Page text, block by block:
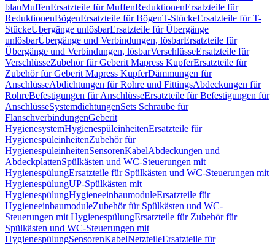
blauMuffenErsatzteile für MuffenReduktionenErsatzteile für
ReduktionenBögenErsatzteile für BögenT-StückeErsatzteile für T-
StückeÜbergänge unlösbarErsatzteile für Übergänge
unlösbarÜbergänge und Verbindungen, lösbarErsatzteile für
Übergänge und Verbindungen, lösbarVerschlüsseErsatzteile für
VerschlüsseZubehör für Geberit Mapress KupferErsatzteile für
Zubehör für Geberit Mapress KupferDämmungen für
AnschlüsseAbdichtungen für Rohre und FittingsAbdeckungen für
RohreBefestigungen für AnschlüsseErsatzteile für Befestigungen für
AnschlüsseSystemdichtungenSets Schraube für
FlanschverbindungenGeberit
HygienesystemHygienespüleinheitenErsatzteile für
HygienespüleinheitenZubehör für
HygienespüleinheitenSensorenKabelAbdeckungen und
AbdeckplattenSpülkästen und WC-Steuerungen mit
HygienespülungErsatzteile für Spülkästen und WC-Steuerungen mit
HygienespülungUP-Spülkästen mit
HygienespülungHygieneeinbaumoduleErsatzteile für
HygieneeinbaumoduleZubehör für Spülkästen und WC-
Steuerungen mit HygienespülungErsatzteile für Zubehör für
Spülkästen und WC-Steuerungen mit
HygienespülungSensorenKabelNetzteileErsatzteile für